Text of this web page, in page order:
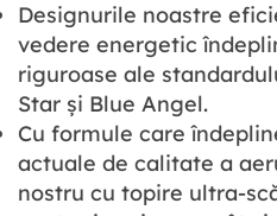
Designurile noastre
vedere energetic
riguroase ale
Star și Blue Angel.
Cu formule care
actuale de calitate a
nostru cu topire ultra-